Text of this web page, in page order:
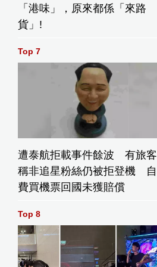
「港味」，原來都係「來路
貨」!
Top 7
遭泰航拒載事件餘波 有旅客
稱非追星粉絲仍被拒登機 自
費買機票回國未獲賠償
Top 8